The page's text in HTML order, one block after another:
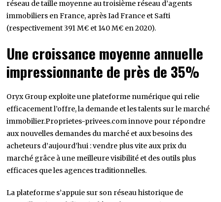
réseau de taille moyenne au troisième réseau d’agents
immobiliers en France, après Iad France et Safti
(respectivement 391 M€ et 140 M€ en 2020).
Une croissance moyenne annuelle
impressionnante de près de 35%
Oryx Group exploite une plateforme numérique qui relie
efficacement l’offre, la demande et les talents sur le marché
immobilier.Proprietes-privees.com innove pour répondre
aux nouvelles demandes du marché et aux besoins des
acheteurs d’aujourd’hui : vendre plus vite aux prix du
marché grâce à une meilleure visibilité et des outils plus
efficaces que les agences traditionnelles.
La plateforme s’appuie sur son réseau historique de